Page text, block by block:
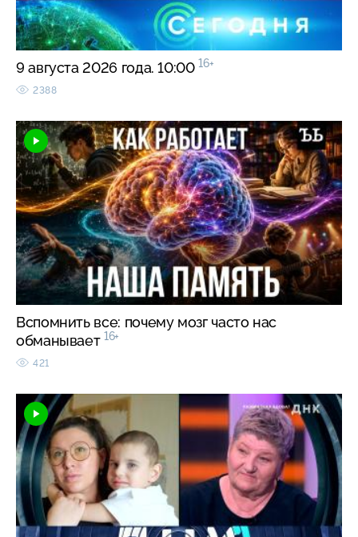
9 августа 2026 года. 10:00 16+
2388
Вспомнить все: почему мозг часто нас
обманывает 16+
421